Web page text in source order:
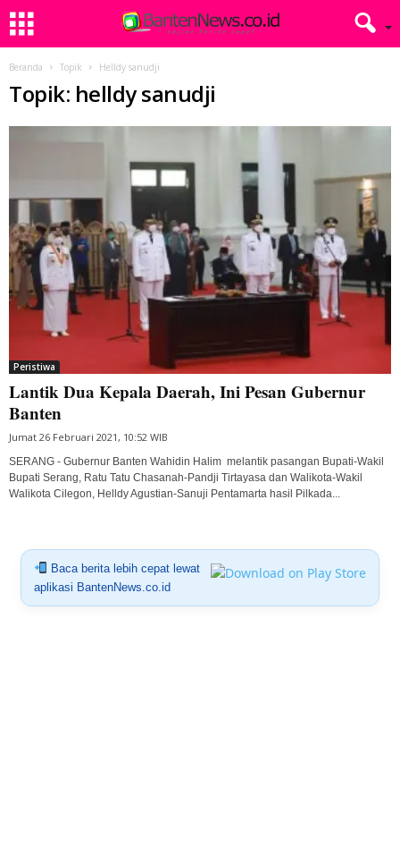
Beranda Topik Helldy sanudji
Topik: helldy sanudji
Peristiwa
Lantik Dua Kepala Daerah, Ini Pesan Gubernur
Banten
Jumat 26 Februari 2021, 10:52 WIB
SERANG - Gubernur Banten Wahidin Halim melantik pasangan Bupati-Wakil
Bupati Serang, Ratu Tatu Chasanah-Pandji Tirtayasa dan Walikota-Wakil
Walikota Cilegon, Helldy Agustian-Sanuji Pentamarta hasil Pilkada...
Baca berita lebih cepat lewat
aplikasi BantenNews.co.id